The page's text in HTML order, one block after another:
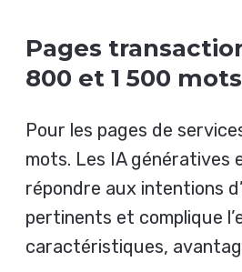
Pages
800 et 1 500 mots
Pour les pages de
mots. Les IA
répondre aux intentions
pertinents et complique
caractéristiques,